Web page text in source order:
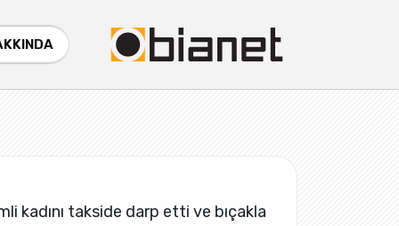
kadını takside darp etti ve bıçakla